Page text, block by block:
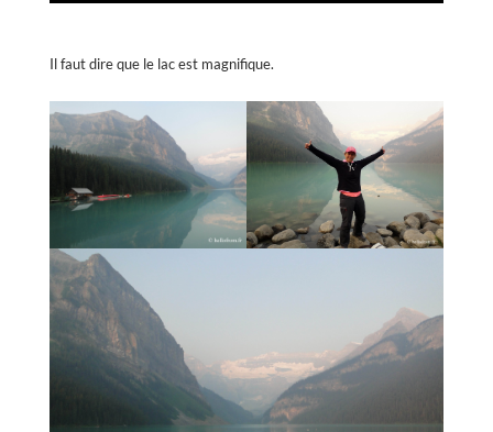
Il faut dire que le lac est magnifique.